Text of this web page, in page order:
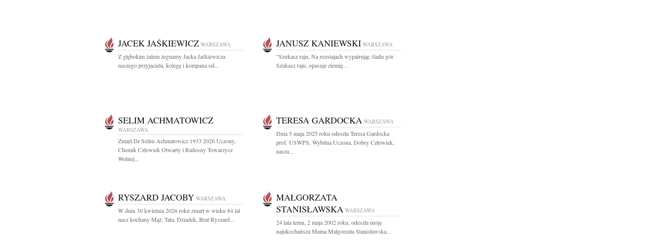
JACEK JAŚKIEWICZ WARSZAWA
Z głębokim żalem żegnamy Jacka Jaśkiewicza
naszego przyjaciela, kolegę i kompana od...
JANUSZ KANIEWSKI WARSZAWA
"Szukasz raju, Na rozstajach wypatrując śladu gór.
Szukasz raju, opasuje ziemię...
SELIM ACHMATOWICZ
WARSZAWA
Zmarł Dr Selim Achmatowicz 1933 2026 Uczony,
Chemik Człowiek Otwarty i Radosny Towarzysz
Wolnej...
TERESA GARDOCKA WARSZAWA
Dnia 5 maja 2025 roku odeszła Teresa Gardocka
prof. USWPS, Wybitna Uczona, Dobry Człowiek,
nasza...
RYSZARD JACOBY WARSZAWA
W dniu 30 kwietnia 2026 roku zmarł w wieku 84 lat
nasz kochany Mąż, Tata, Dziadek, Brat Ryszard...
MAŁGORZATA
STANISŁAWSKA WARSZAWA
24 lata temu, 2 maja 2002 roku, odeszła moja
najukochańsza Mama Małgorzata Stanisławska...